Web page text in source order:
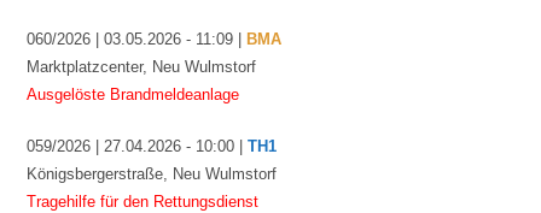
060/2026 | 03.05.2026 - 11:09 |
BMA
Marktplatzcenter, Neu Wulmstorf
Ausgelöste Brandmeldeanlage
059/2026 | 27.04.2026 - 10:00 |TH1
Königsbergerstraße, Neu Wulmstorf
Tragehilfe für den Rettungsdienst